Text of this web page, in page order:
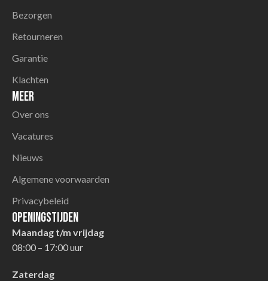
Bezorgen
Retourneren
Garantie
Klachten
Meer
Over ons
Vacatures
Nieuws
Algemene voorwaarden
Privacybeleid
Openingstijden
Maandag t/m vrijdag
08:00 – 17:00 uur
Zaterdag